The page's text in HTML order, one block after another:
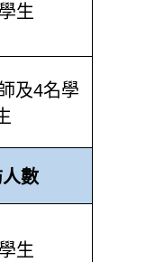
生
及4名學
數
生